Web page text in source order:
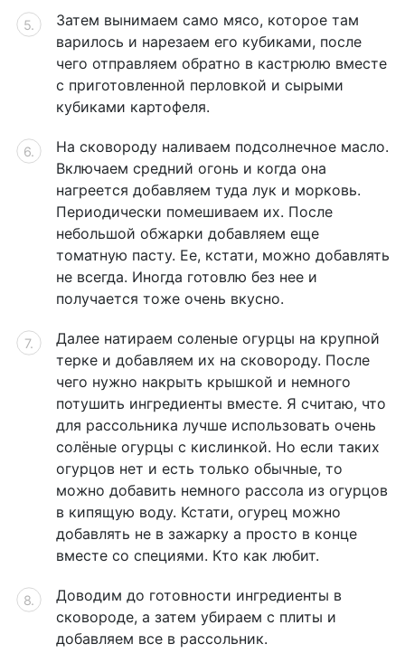
Затем вынимаем само мясо, которое там
варилось и нарезаем его кубиками, после
чего отправляем обратно в кастрюлю вместе
с приготовленной перловкой и сырыми
кубиками картофеля.
На сковороду наливаем подсолнечное масло.
Включаем средний огонь и когда она
нагреется добавляем туда лук и морковь.
Периодически помешиваем их. После
небольшой обжарки добавляем еще
томатную пасту. Ее, кстати, можно добавлять
не всегда. Иногда готовлю без нее и
получается тоже очень вкусно.
Далее натираем соленые огурцы на крупной
терке и добавляем их на сковороду. После
чего нужно накрыть крышкой и немного
потушить ингредиенты вместе. Я считаю, что
для рассольника лучше использовать очень
солёные огурцы с кислинкой. Но если таких
огурцов нет и есть только обычные, то
можно добавить немного рассола из огурцов
в кипящую воду. Кстати, огурец можно
добавлять не в зажарку а просто в конце
вместе со специями. Кто как любит.
Доводим до готовности ингредиенты в
сковороде, а затем убираем с плиты и
добавляем все в рассольник.